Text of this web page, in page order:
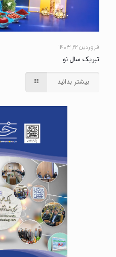
فروردین ۲۲, ۱۴۰۳
تبریک سال نو
بیشتر بدانید